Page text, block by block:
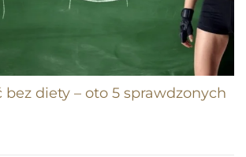
diety – oto 5 sprawdzonych